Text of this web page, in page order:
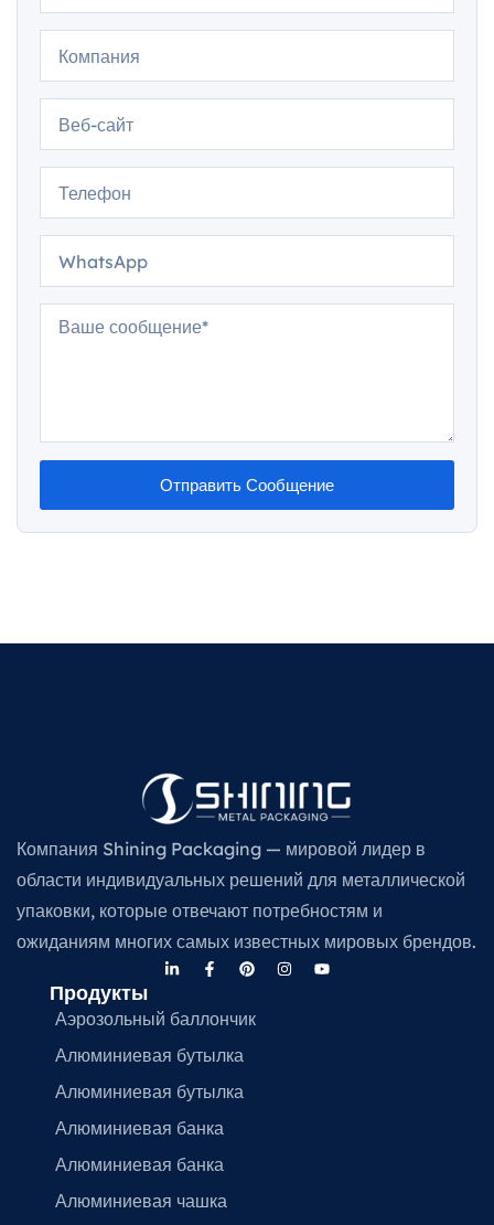
Отправить Сообщение
Компания Shining Packaging — мировой лидер в
области индивидуальных решений для металлической
упаковки, которые отвечают потребностям и
ожиданиям многих самых известных мировых брендов.
Продукты
Аэрозольный баллончик
Алюминиевая бутылка
Алюминиевая бутылка
Алюминиевая банка
Алюминиевая банка
Алюминиевая чашка